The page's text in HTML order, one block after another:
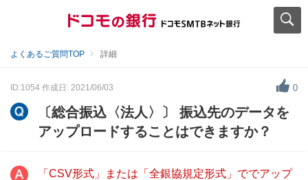
よくあるご質問TOP 詳細
ID:1054 作成日: 2021/06/03 0
〔総合振込〈法人〉〕 振込先のデータを
アップロードすることはできますか？
「CSV形式」または「全銀協規定形式」ででアップ